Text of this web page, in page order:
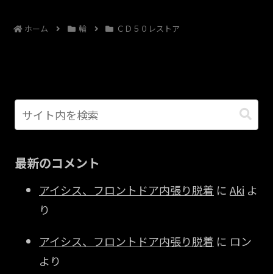
ホーム 輪 ＣＤ５０レストア
最新のコメント
アイシス、フロントドア内張り脱着 にAki よ
り
アイシス、フロントドア内張り脱着 に ロン
より